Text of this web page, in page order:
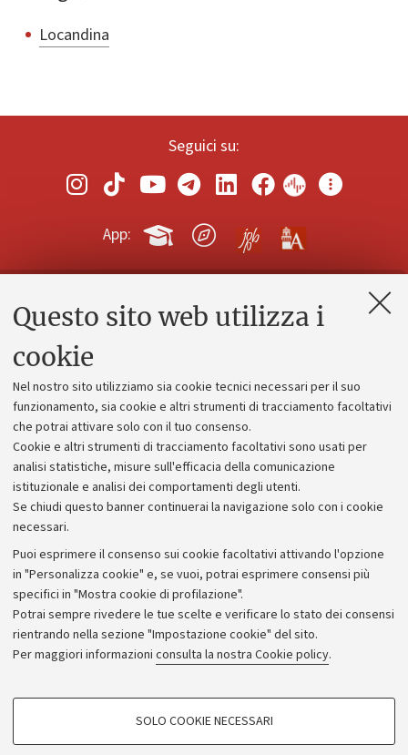
Questo sito web utilizza i
cookie
Nel nostro sito utilizziamo sia cookie tecnici necessari per il suo
funzionamento, sia cookie e altri strumenti di tracciamento facoltativi
che potrai attivare solo con il tuo consenso.
Cookie e altri strumenti di tracciamento facoltativi sono usati per
analisi statistiche, misure sull'efficacia della comunicazione
istituzionale e analisi dei comportamenti degli utenti.
Se chiudi questo banner continuerai la navigazione solo con i cookie
necessari.
Puoi esprimere il consenso sui cookie facoltativi attivando l'opzione
in "Personalizza cookie" e, se vuoi, potrai esprimere consensi più
specifici in "Mostra cookie di profilazione".
Potrai sempre rivedere le tue scelte e verificare lo stato dei consensi
rientrando nella sezione "Impostazione cookie" del sito.
Per maggiori informazioni consulta la nostra Cookie policy.
COOKIE DI PROFILAZIONE - FACOLTATIVI
SOLO COOKIE NECESSARI
Locandina
Seguici su:
App:
Contatti e PEC
Alumni community
Piano strategico
Bilanci
Donazioni e 5x1000
Bandi, gare e concorsi
Albo online
Amministrazione trasparente
Atti di notifica
Informazioni sul sito e accessibilità
Dichiarazione di accessibilità
Privacy e note legali